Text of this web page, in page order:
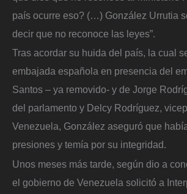
país ocurre eso? (…) González Urrutia
decir que no reconoce las leyes”.
Tras acordar su huida del país, la cual
embajada española en presencia del
Santos – ya removido- y de Jorge
del parlamento y Delcy Rodríguez,
Venezuela, González aseguró que
presiones y temía por su integridad.
Unos meses más tarde, según dio a
el gobierno de Venezuela solicitó a